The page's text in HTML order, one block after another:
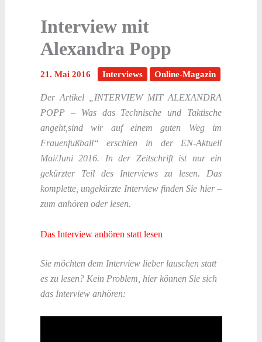
Interview mit
Alexandra Popp
21. Mai 2016 Interviews Online-Magazin
Der Artikel „INTERVIEW MIT ALEXANDRA
POPP – Was das Technische und Taktische
angeht,sind wir auf einem guten Weg im
Frauenfußball“ erschien in der EN-Aktuell
Mai/Juni 2016. In der Zeitschrift ist nur ein
gekürzter Teil des Interviews zu lesen. Das
komplette, ungekürzte Interview finden Sie hier –
zum anhören oder lesen.
Das Interview anhören statt lesen
Sie möchten dem Interview lieber lauschen statt
es zu lesen? Kein Problem, hier können Sie sich
das Interview anhören: